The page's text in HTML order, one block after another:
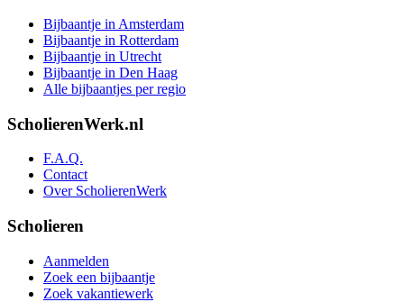
Bijbaantje in Amsterdam
Bijbaantje in Rotterdam
Bijbaantje in Utrecht
Bijbaantje in Den Haag
Alle bijbaantjes per regio
ScholierenWerk.nl
F.A.Q.
Contact
Over ScholierenWerk
Scholieren
Aanmelden
Zoek een bijbaantje
Zoek vakantiewerk